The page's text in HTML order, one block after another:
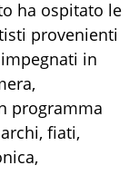
ha ospitato le
provenienti
in
programma
fiati,